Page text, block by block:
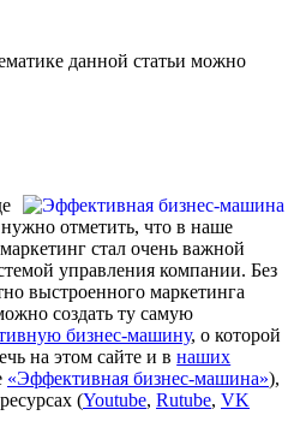
данной статьи можно
нужно отметить, что в наше
стал очень важной
управления компании. Без
выстроенного маркетинга
создать ту самую
бизнес-машину, о которой
на этом сайте и внаших
«Эффективная бизнес-машина»),
(Youtube, Rutube, VK